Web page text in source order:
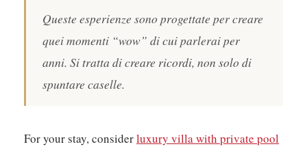
Queste esperienze sono progettate per creare
quei momenti “wow” di cui parlerai per
anni. Si tratta di creare ricordi, non solo di
spuntare caselle.
For your stay, considerluxury villa with private pool